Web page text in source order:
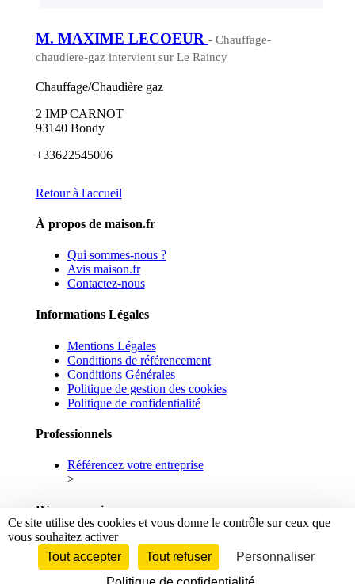
M. MAXIME LECOEUR - Chauffage-
chaudiere-gaz intervient sur Le Raincy
Chauffage/Chaudière gaz
2 IMP CARNOT
93140 Bondy
+33622545006
Retour à l'accueil
À propos de maison.fr
Qui sommes-nous ?
Avis maison.fr
Contactez-nous
Informations Légales
Mentions Légales
Conditions de référencement
Conditions Générales
Politique de gestion des cookies
Politique de confidentialité
Professionnels
Référencez votre entreprise
>
Réseaux sociaux
Facebook
Linkedin
Ce site utilise des cookies et vous donne le contrôle sur ceux que
vous souhaitez activer
Tout accepter
Tout refuser
Personnaliser